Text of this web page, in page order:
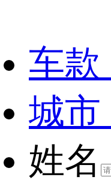
车款
城市
姓名